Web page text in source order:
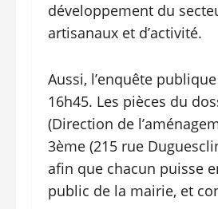
développement du
artisanaux et d’activité.
Aussi, l’enquête
16h45. Les pièces du
(Direction de
3ème (215 rue
afin que chacun puisse
public de la mairie, et